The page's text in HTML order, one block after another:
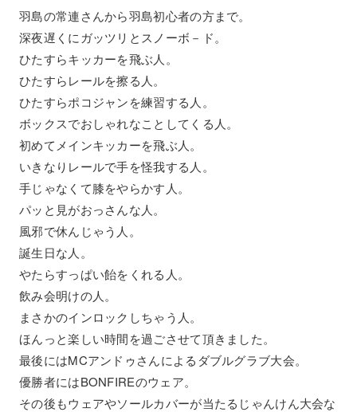
羽島の常連さんから羽島初心者の方まで。
深夜遅くにガッツリとスノーボ－ド。
ひたすらキッカーを飛ぶ人。
ひたすらレールを擦る人。
ひたすらポコジャンを練習する人。
ボックスでおしゃれなことしてくる人。
初めてメインキッカーを飛ぶ人。
いきなりレールで手を怪我する人。
手じゃなくて膝をやらかす人。
パッと見がおっさんな人。
風邪で休んじゃう人。
誕生日な人。
やたらすっぱい飴をくれる人。
飲み会明けの人。
まさかのインロックしちゃう人。
ほんっと楽しい時間を過ごさせて頂きました。
最後にはMCアンドゥさんによるダブルグラブ大会。
優勝者にはBONFIREのウェア。
その後もウェアやソールカバーが当たるじゃんけん大会な